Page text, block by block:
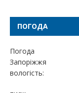
ПОГОДА
Погода
Запоріжжя
вологість: